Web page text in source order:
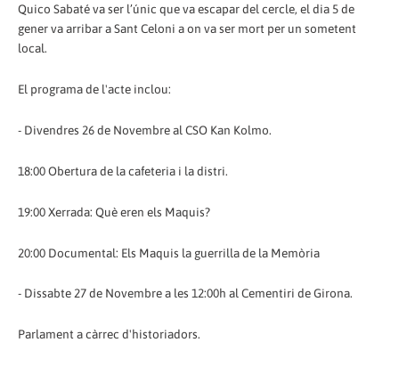
Quico Sabaté va ser l’únic que va escapar del cercle, el dia 5 de
gener va arribar a Sant Celoni a on va ser mort per un sometent
local.
El programa de l'acte inclou:
- Divendres 26 de Novembre al CSO Kan Kolmo.
18:00 Obertura de la cafeteria i la distri.
19:00 Xerrada: Què eren els Maquis?
20:00 Documental: Els Maquis la guerrilla de la Memòria
- Dissabte 27 de Novembre a les 12:00h al Cementiri de Girona.
Parlament a càrrec d'historiadors.